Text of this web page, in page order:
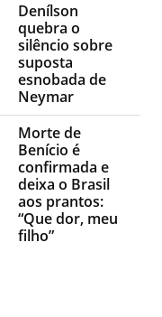
Denílson
quebra o
silêncio sobre
suposta
esnobada de
Neymar
Morte de
Benício é
confirmada e
deixa o Brasil
aos prantos:
“Que dor, meu
filho”